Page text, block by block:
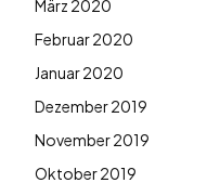
März 2020
Februar 2020
Januar 2020
Dezember 2019
November 2019
Oktober 2019